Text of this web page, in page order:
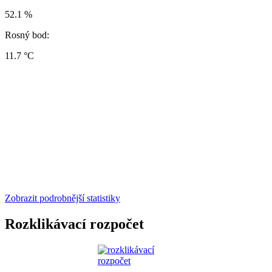
52.1 %
Rosný bod:
11.7 °C
Zobrazit podrobnější statistiky
Rozklikávací rozpočet